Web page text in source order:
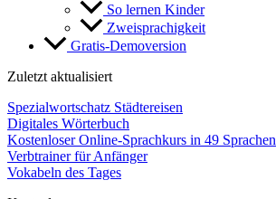
So lernen Kinder
Zweisprachigkeit
Gratis-Demoversion
Zuletzt aktualisiert
Spezialwortschatz Städtereisen
Digitales Wörterbuch
Kostenloser Online-Sprachkurs in 49 Sprachen
Verbtrainer für Anfänger
Vokabeln des Tages